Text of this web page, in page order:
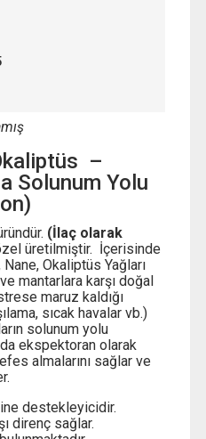
–
Solunum Yolu
(İlaç olarak
üretilmiştir. İçerisinde
Okaliptüs Yağları
mantarlara karşı doğal
maruz kaldığı
sıcak havalar vb.)
solunum yolu
ekspektoran olarak
almalarını sağlar ve
destekleyicidir.
direnç sağlar.